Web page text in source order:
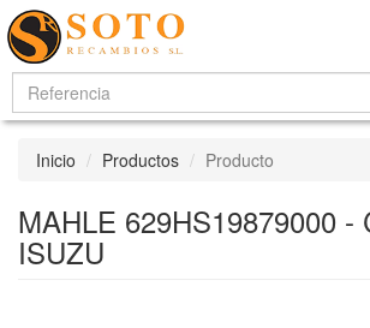
Inicio Productos Producto
MAHLE 629HS19879000 -
ISUZU